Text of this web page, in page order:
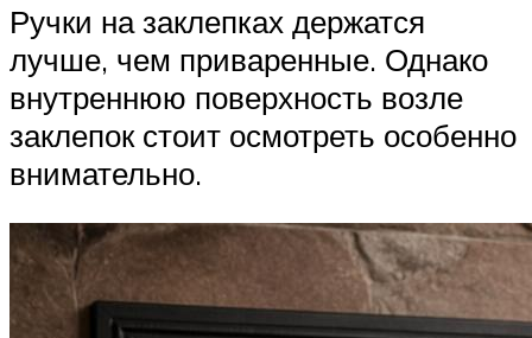
Ручки на заклепках держатся
лучше, чем приваренные. Однако
внутреннюю поверхность возле
заклепок стоит осмотреть особенно
внимательно.